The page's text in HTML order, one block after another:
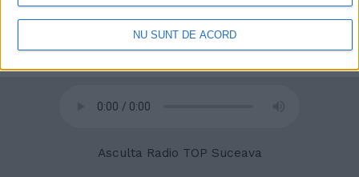
și făcând clic pe butonul "Confidențialitate" din partea de jos a
paginii web.
NU SUNT DE ACORD
Asculta Radio TOP Suceava